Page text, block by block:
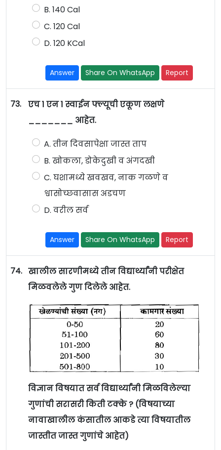
B. 140 Cal
C. 120 Cal
D. 120 KCal
Answer Share On WhatsApp Report
73.
एच 1 एन 1 स्वाईन फ्ल्यूची एकूण लक्षणे
_______ आहेत.
A. तीन दिवसापेक्षा जास्त ताप
B. खोकला, डोकेदुखी व अंगदखी
C. घशामध्ये खवखव, नाक गळणे व
श्वासोच्छवासास अडचण
D. वरील सर्व
Answer Share On WhatsApp Report
74. खालील सारणीमध्ये तीन विद्यार्थ्यांनी परीक्षेत
मिळवलेले गुण दिलेले आहेत.
विज्ञान विषयात सर्व विद्यार्थ्यांनी मिळविलेल्या
गुणांची सरासरी किती टक्के ? (विषयाच्या
नावाखालील कंसातील आकडे त्या विषयातील
जास्तीत जास्त गुणांचे आहेत)